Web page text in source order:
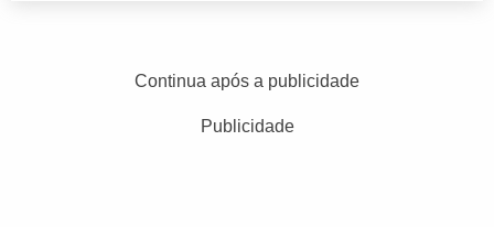
Continua após a publicidade
Publicidade